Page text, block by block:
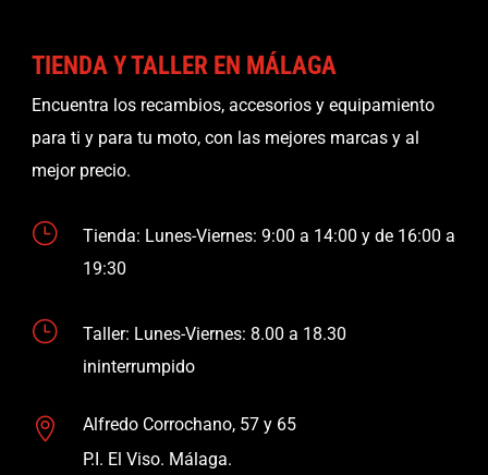
TIENDA Y TALLER EN MÁLAGA
Encuentra los recambios, accesorios y equipamiento
para ti y para tu moto, con las mejores marcas y al
mejor precio.
}
Tienda: Lunes-Viernes: 9:00 a 14:00 y de 16:00 a
19:30
}
Taller: Lunes-Viernes: 8.00 a 18.30
ininterrumpido

Alfredo Corrochano, 57 y 65
P.I. El Viso. Málaga.